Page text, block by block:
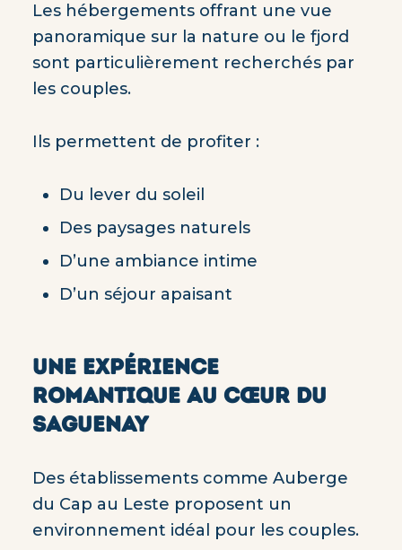
Les hébergements offrant une vue
panoramique sur la nature ou le fjord
sont particulièrement recherchés par
les couples.
Ils permettent de profiter :
Du lever du soleil
Des paysages naturels
D’une ambiance intime
D’un séjour apaisant
UNE EXPÉRIENCE
ROMANTIQUE AU CŒUR DU
SAGUENAY
Des établissements comme Auberge
du Cap au Leste proposent un
environnement idéal pour les couples.